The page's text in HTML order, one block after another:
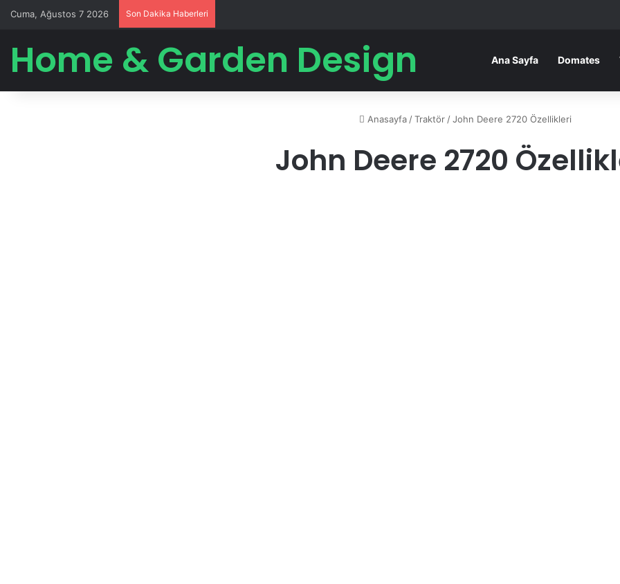
Cuma, Ağustos 7 2026 Son Dakika Haberleri
Home & Garden Design Ana Sayfa Domates
Anasayfa / Traktör / John Deere 2720 Özellikleri
John Deere 2720